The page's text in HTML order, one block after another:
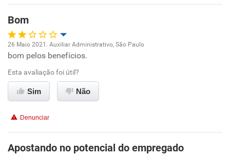
Benefícios
Recomenda esta empresa
Não recomenda a diretoria
Bom
Oportunidade de promoção
Ambiente de trabalho
Benefícios
26 Maio 2021. Auxiliar Administrativo, São Paulo
bom pelos benefícios.
Esta avaliação foi útil?
Sim Não
Denunciar
Apostando no potencial do empregado